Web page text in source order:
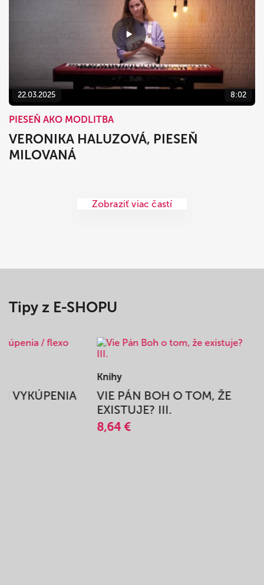
22.03.2025 8:02
PIESEŇ AKO MODLITBA
VERONIKA HALUZOVÁ, PIESEŇ
MILOVANÁ
Zobraziť viac častí
Tipy z E-SHOPU
VYKÚPENIA
Knihy
VIE PÁN BOH O TOM, ŽE
EXISTUJE? III.
8,64 €